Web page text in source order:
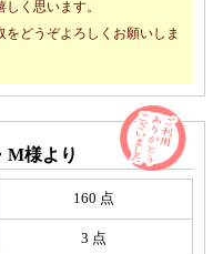
く思います。
どうぞよろしくお願いしま
M様より
160 点
3 点